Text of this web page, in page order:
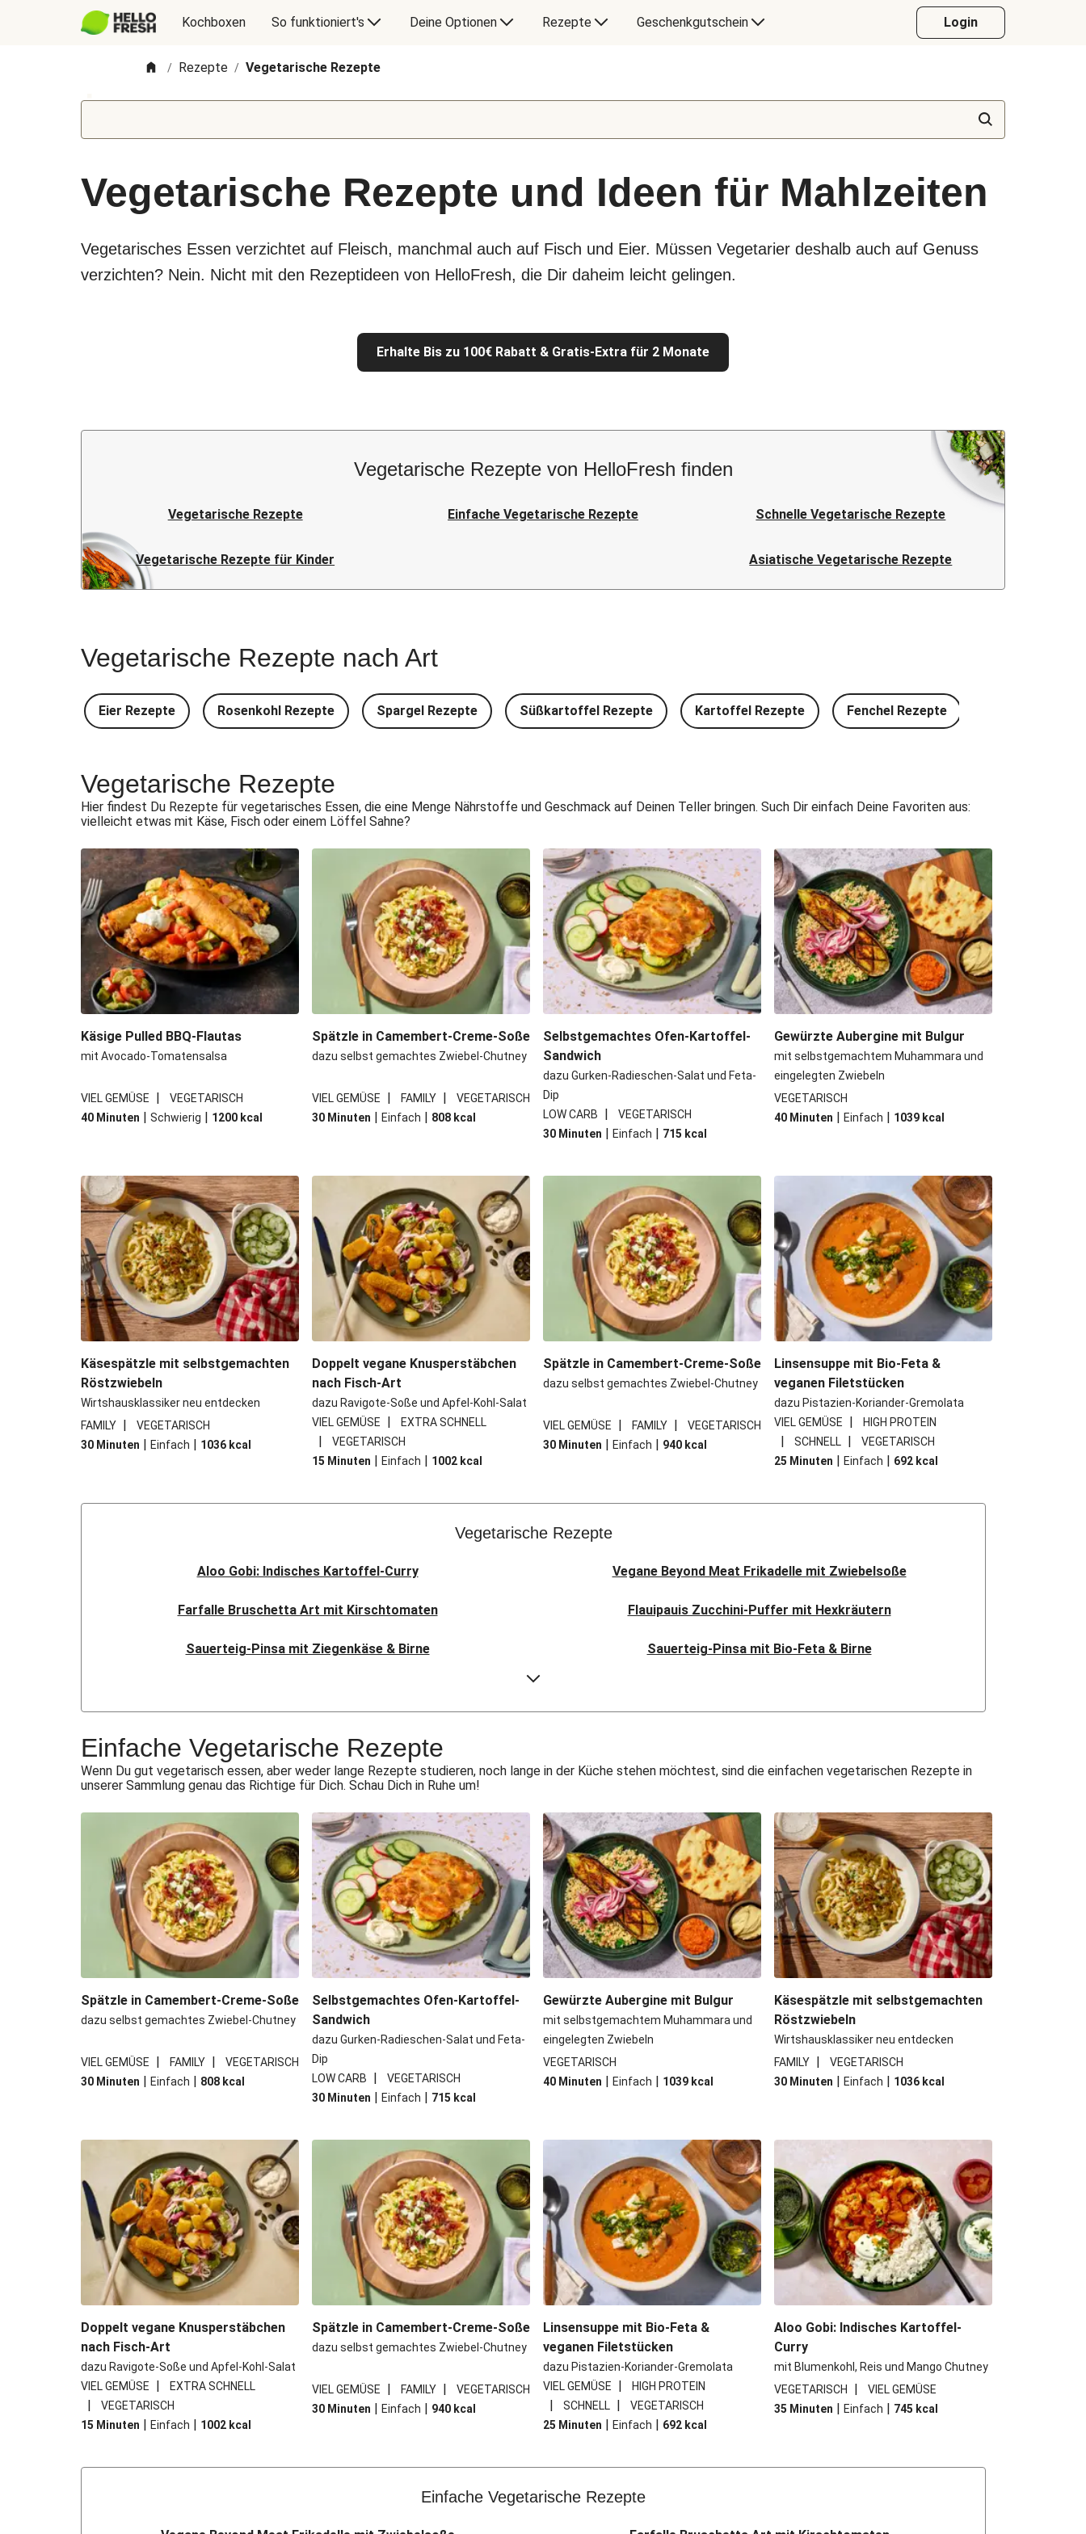
Kochboxen So funktioniert's Deine Optionen Rezepte Geschenkgutschein Login
/ Rezepte / Vegetarische Rezepte
Vegetarische Rezepte und Ideen für Mahlzeiten
Vegetarisches Essen verzichtet auf Fleisch, manchmal auch auf Fisch und Eier. Müssen Vegetarier deshalb auch auf Genuss
verzichten? Nein. Nicht mit den Rezeptideen von HelloFresh, die Dir daheim leicht gelingen.
Erhalte Bis zu 100€ Rabatt & Gratis-Extra für 2 Monate
Vegetarische Rezepte von HelloFresh finden
Vegetarische Rezepte Einfache Vegetarische Rezepte Schnelle Vegetarische Rezepte
Vegetarische Rezepte für Kinder Asiatische Vegetarische Rezepte
Vegetarische Rezepte nach Art
Eier Rezepte Rosenkohl Rezepte Spargel Rezepte Süßkartoffel Rezepte Kartoffel Rezepte Fenchel Rezepte
Vegetarische Rezepte
Hier findest Du Rezepte für vegetarisches Essen, die eine Menge Nährstoffe und Geschmack auf Deinen Teller bringen. Such Dir einfach Deine Favoriten aus:
vielleicht etwas mit Käse, Fisch oder einem Löffel Sahne?
Käsige Pulled BBQ-Flautas
mit Avocado-Tomatensalsa
VIEL GEMÜSE |
VEGETARISCH
40 Minuten | Schwierig | 1200 kcal
Spätzle in Camembert-Creme-Soße
dazu selbst gemachtes Zwiebel-Chutney
VIEL GEMÜSE | FAMILY |
VEGETARISCH
30 Minuten | Einfach | 808 kcal
Selbstgemachtes Ofen-Kartoffel-
Sandwich
dazu Gurken-Radieschen-Salat und Feta-
Dip
LOW CARB
|
VEGETARISCH
30 Minuten | Einfach | 715 kcal
Gewürzte Aubergine mit Bulgur
mit selbstgemachtem Muhammara und
eingelegten Zwiebeln
VEGETARISCH
40 Minuten | Einfach | 1039 kcal
Käsespätzle mit selbstgemachten
Röstzwiebeln
Wirtshausklassiker neu entdecken
FAMILY |
VEGETARISCH
30 Minuten | Einfach | 1036 kcal
Doppelt vegane Knusperstäbchen
nach Fisch-Art
dazu Ravigote-Soße und Apfel-Kohl-Salat
VIEL GEMÜSE
| EXTRA SCHNELL
|
VEGETARISCH
15 Minuten | Einfach | 1002 kcal
Spätzle in Camembert-Creme-Soße
dazu selbst gemachtes Zwiebel-Chutney
VIEL GEMÜSE | FAMILY |
VEGETARISCH
30 Minuten | Einfach | 940 kcal
Linsensuppe mit Bio-Feta &
veganen Filetstücken
dazu Pistazien-Koriander-Gremolata
VIEL GEMÜSE
| HIGH PROTEIN
| SCHNELL |
VEGETARISCH
25 Minuten | Einfach | 692 kcal
Vegetarische Rezepte
Aloo Gobi: Indisches Kartoffel-Curry Vegane Beyond Meat Frikadelle mit Zwiebelsoße
Farfalle Bruschetta Art mit Kirschtomaten Flauipauis Zucchini-Puffer mit Hexkräutern
Sauerteig-Pinsa mit Ziegenkäse & Birne Sauerteig-Pinsa mit Bio-Feta & Birne
Nord-Indischer Palak Paneer in spicy Spinatcurry Bowl & doppelt veganen Sweet-Chili-Filetstücken
Spinat-Brezenknödel mit Rahmschwammerln Perlencouscous-Minestrone mit Kichererbsen
Camembert En Croûte mit Kartoffeln und Salat Japanische Aubergine mit Miso-Glasur
Chana Masala mit Kichererbsen und Babyspinat Scharfe Linsensuppe mit Bio-Feta und veganen Filetstücken
Vegane Beyond Meat Frikadelle mit Zwiebelsoße Spätzle in Camembert-Creme-Soße
Einfache Vegetarische Rezepte
Wenn Du gut vegetarisch essen, aber weder lange Rezepte studieren, noch lange in der Küche stehen möchtest, sind die einfachen vegetarischen Rezepte in
unserer Sammlung genau das Richtige für Dich. Schau Dich in Ruhe um!
Spätzle in Camembert-Creme-Soße
dazu selbst gemachtes Zwiebel-Chutney
VIEL GEMÜSE | FAMILY |
VEGETARISCH
30 Minuten | Einfach | 808 kcal
Selbstgemachtes Ofen-Kartoffel-
Sandwich
dazu Gurken-Radieschen-Salat und Feta-
Dip
LOW CARB
|
VEGETARISCH
30 Minuten | Einfach | 715 kcal
Gewürzte Aubergine mit Bulgur
mit selbstgemachtem Muhammara und
eingelegten Zwiebeln
VEGETARISCH
40 Minuten | Einfach | 1039 kcal
Käsespätzle mit selbstgemachten
Röstzwiebeln
Wirtshausklassiker neu entdecken
FAMILY |
VEGETARISCH
30 Minuten | Einfach | 1036 kcal
Doppelt vegane Knusperstäbchen
nach Fisch-Art
dazu Ravigote-Soße und Apfel-Kohl-Salat
VIEL GEMÜSE
| EXTRA SCHNELL
|
VEGETARISCH
15 Minuten | Einfach | 1002 kcal
Spätzle in Camembert-Creme-Soße
dazu selbst gemachtes Zwiebel-Chutney
VIEL GEMÜSE | FAMILY |
VEGETARISCH
30 Minuten | Einfach | 940 kcal
Linsensuppe mit Bio-Feta &
veganen Filetstücken
dazu Pistazien-Koriander-Gremolata
VIEL GEMÜSE
| HIGH PROTEIN
| SCHNELL |
VEGETARISCH
25 Minuten | Einfach | 692 kcal
Aloo Gobi: Indisches Kartoffel-
Curry
mit Blumenkohl, Reis und Mango Chutney
VEGETARISCH
|
VIEL GEMÜSE
35 Minuten | Einfach | 745 kcal
Einfache Vegetarische Rezepte